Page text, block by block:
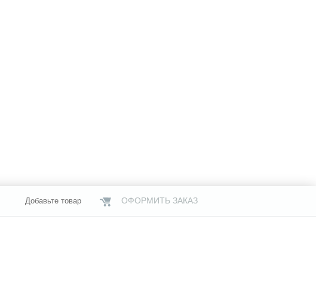
Добавьте товар ОФОРМИТЬ ЗАКАЗ